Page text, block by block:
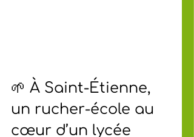
🌱 À Saint-Étienne,
un rucher-école au
cœur d’un lycée